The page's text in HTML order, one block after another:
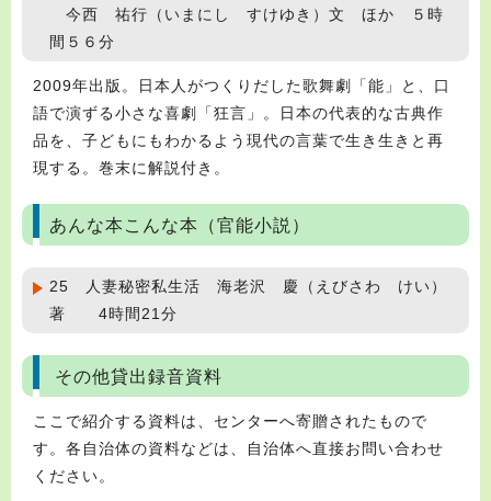
今西 祐行（いまにし すけゆき）文 ほか ５時
間５６分
2009年出版。日本人がつくりだした歌舞劇「能」と、口
語で演ずる小さな喜劇「狂言」。日本の代表的な古典作
品を、子どもにもわかるよう現代の言葉で生き生きと再
現する。巻末に解説付き。
あんな本こんな本（官能小説）
25 人妻秘密私生活 海老沢 慶（えびさわ けい）
著 4時間21分
その他貸出録音資料
ここで紹介する資料は、センターへ寄贈されたもので
す。各自治体の資料などは、自治体へ直接お問い合わせ
ください。